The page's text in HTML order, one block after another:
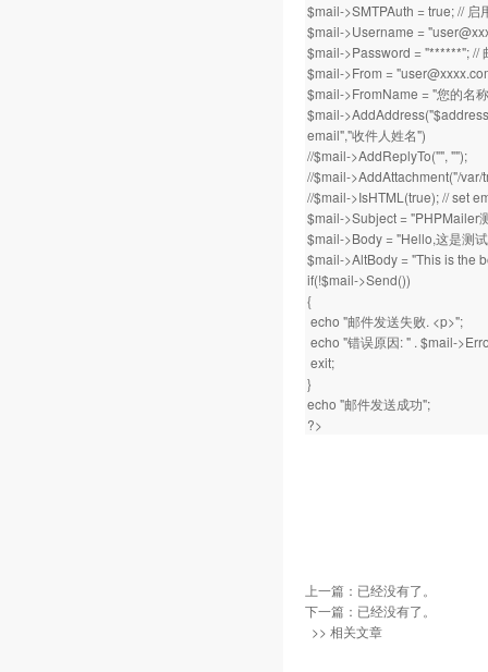
$mail->SMTPAuth = true; // 启
$mail->Username = "
$mail->Password = "******"; //
$mail->From = "
$mail->FromName = "您的名
$mail-
email","收件人姓名")
//$mail->AddReplyTo("", "");
//$mail->AddAttachment("/var/
//$mail->IsHTML(true); // set
$mail->Subject = "PHPMailer
$mail->Body = "Hello,这是测
$mail->AltBody = "This is the
if(!$mail->Send())
{
echo "邮件发送失败. <p>";
echo "错误原因: " . $mail-
exit;
}
echo "邮件发送成功";
?>
上一篇：已经没有了。
下一篇：已经没有了。
>> 相关文章